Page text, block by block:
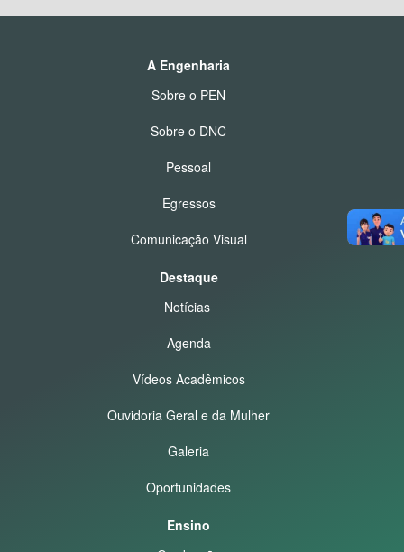
A Engenharia
Sobre o PEN
Sobre o DNC
Pessoal
Egressos
Comunicação Visual
Destaque
Notícias
Agenda
Vídeos Acadêmicos
Ouvidoria Geral e da Mulher
Galeria
Oportunidades
Ensino